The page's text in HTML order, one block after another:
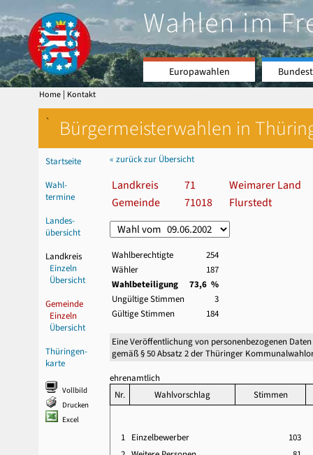
Wahlen im
Europawahlen
Home | Kontakt
` Bürgermeisterwahlen in
Startseite
Wahl-
termine
Landes-
übersicht
Landkreis
Einzeln
Übersicht
Gemeinde
Einzeln
Übersicht
Thüringen-
karte
Vollbild
Drucken
Excel
« zurück zur Übersicht
Landkreis 71
Weimarer Land
Gemeinde
71018 Flurstedt
Wahlberechtigte
254
Wähler
187
Wahlbeteiligung
73,6 %
Ungültige Stimmen
3
Gültige Stimmen
184
Eine Veröffentlichung von personenbezogenen
gemäß § 50 Absatz 2 der Thüringer
ehrenamtlich
Nr.
Wahlvorschlag Stimmen
1 Einzelbewerber
103